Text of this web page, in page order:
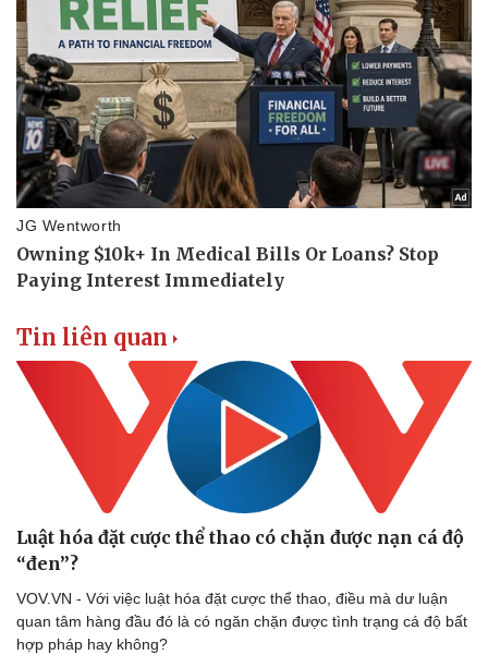
Thể thao
Thế giới thể thao
eSports
Hậu trường
Ô tô - Xe máy
Ô tô
Tư vấn
Tin liên quan
Luật hóa đặt cược thể thao có chặn được nạn cá độ
“đen”?
VOV.VN - Với việc luật hóa đặt cược thể thao, điều mà dư luận
quan tâm hàng đầu đó là có ngăn chặn được tình trạng cá độ bất
hợp pháp hay không?